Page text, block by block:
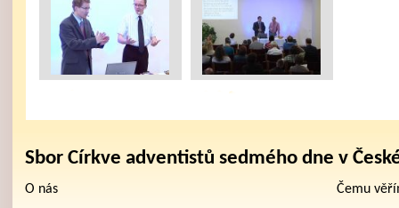
Sbor Církve adventistů sedmého dne v
O nás
Čemu